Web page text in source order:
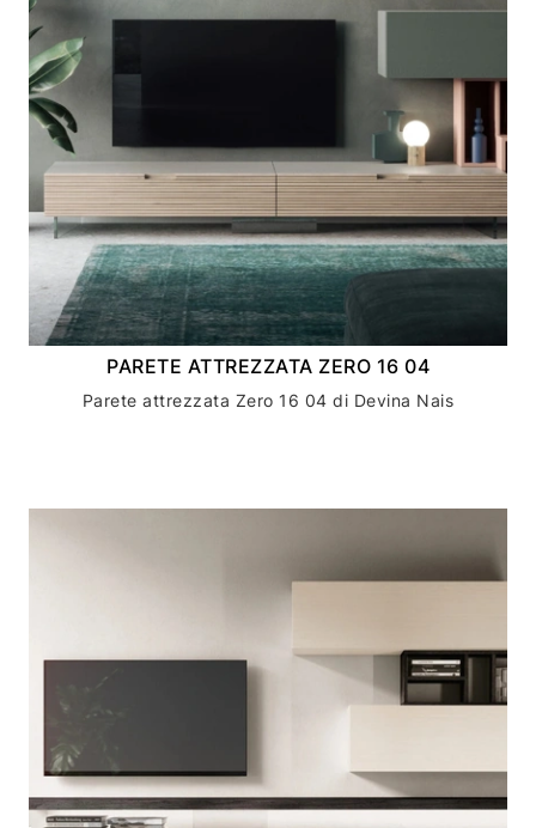
PARETE ATTREZZATA ZERO 16 04
Parete attrezzata Zero 16 04 di Devina Nais